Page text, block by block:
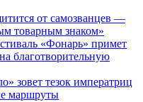
от самозванцев —
товарным знаком»
«Фонарь» примет
благотворительную
зовет тезок императриц
маршруты